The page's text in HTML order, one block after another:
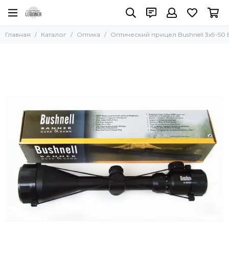
Главная Каталог Оптика Оптический прицел Bushnell 3x9-50